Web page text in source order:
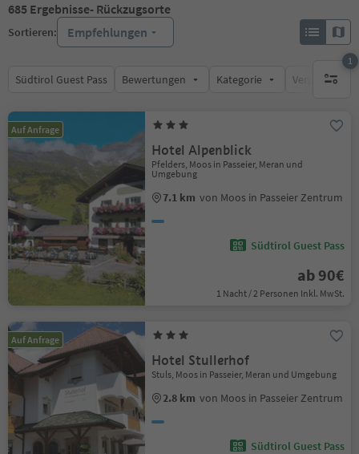
685 Ergebnisse- Rückzugsorte
Sortieren: Empfehlungen
Südtirol Guest Pass Bewertungen Kategorie
1
1
Auf Anfrage
Hotel Alpenblick
Pfelders, Moos in Passeier, Meran und
Umgebung
7.1 km von Moos in Passeier Zentrum
Südtirol Guest Pass
ab 90€
1 Nacht / 2 Personen Inkl. MwSt.
Auf Anfrage
Hotel Stullerhof
Stuls, Moos in Passeier, Meran und Umgebung
2.8 km von Moos in Passeier Zentrum
Südtirol Guest Pass